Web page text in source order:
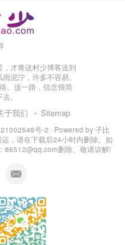
才将这村少博客送到
泥泞，许多不容易。
。这一路，信念很简
。
于我们 Sitemap
号-2 · Powered by子比
，请在下载后24小时内删除。如
86512@qq.com删除。敬请谅解!